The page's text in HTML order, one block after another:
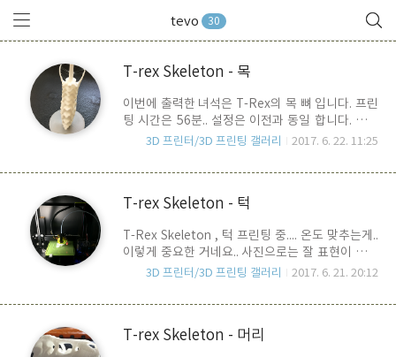
tevo 30
T-rex Skeleton - 목
이번에 출력한 녀석은 T-Rex의 목 뼈 입니다. 프린
팅 시간은 56분.. 설정은 이전과 동일 합니다. 거미
줄이 쳐졌네요.. ^^ 베드 안착면이 너무 작아서, 부
놓은 머리, 턱과 함께 붙여 놓은 모습, 크기를 비교
트 간에 접합이 좀 문제가 되는데.. PLA로 출력을
다. 표면의 미세하게 까칠까칠한 부분이나, 접합 부
분은 팁이 얇고 깨끗한 인두기를 이용하여 빠르게
슥슥 문대면 PLA가 살짝 녹으면서 정리가 됩니다.
이 살짝 대 주면 마찬가지로 PLA가 살짝 녹으면서
3D 프린터/3D 프린팅 갤러리 2017. 6. 22. 11:25
T-rex Skeleton - 턱
T-Rex Skeleton , 턱 프린팅 중.... 온도 맞추는게..
이렇게 중요한 거네요.. 사진으로는 잘 표현이 안되
지만, PLA 205도에서 225도로 올리고 출력을 하
시 뽑아야 하나 살짝 고심 중..ㅋㅋ설정은 머리 때와
분.. Supports가 없이도.. 베드 유리판에 딱 붙어서
3D 프린터/3D 프린팅 갤러리 2017. 6. 21. 20:12
T-rex Skeleton - 머리